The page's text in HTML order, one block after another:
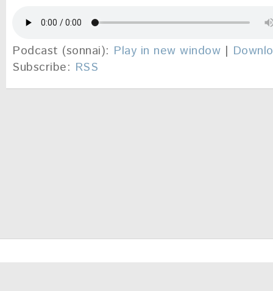
Podcast (sonnai): Play in new window |
Subscribe: RSS